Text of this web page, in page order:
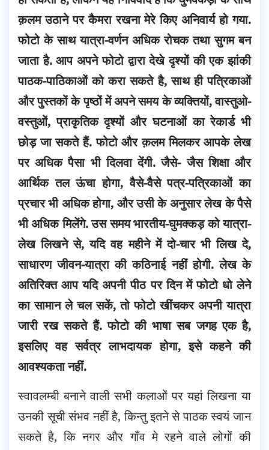
क़लम उठाने पर कैमरा रखना मेरे किए अनिवार्य हो गया.
फोटो के साथ यात्रा-वर्णन अधिक रोचक तथा सुगम बन
जाता है. आप अपने फोटो द्वारा देखे दृश्यों की एक झांकी
पाठक-पाठिकाओं को करा सकते है, साथ ही पत्रिकाओं
और पुस्तकों के पृष्ठों में अपने समय के व्यक्तियों, वास्तुओ-
वस्तुओं, प्राकृतिक दृश्यों और घटनाओं का रेकार्ड भी
छोड़ जा सकते हैं. फोटो और क़लम मिलकर आपके लेख
पर अधिक पैसा भी दिलवा देंगी. जैसे- जैस शिक्षा और
आर्थिक तल ऊंचा होगा, वैसे-वैसे पत्र-पत्रिकाओं का
प्रचार भी अधिक होगा, और उसी के अनुसार लेख के पैसे
भी अधिक मिलेंगे. उस समय भारतीय-घुमक्कड़ को यात्रा-
लेख लिखने से, यदि वह महीने में दो-चार भी लिख दे,
साधारण जीवन-यात्रा की कठिनाई नहीं होगी. लेख के
अतिरिक्त आप यदि अपनी पीठ पर दिन में फोटो धो लेने
का सामान ले चल सकें, तो फोटो खींचकर अपनी यात्रा
जारी रख सकते हैं. फोटो की भाषा सब जगह एक है,
इसलिए वह सर्वत्र लाभदायक होगा, इसे कहने की
आवश्यकता नहीं.
स्वावलम्बी बनाने वाली सभी कलाओं पर यहां लिखना या
उनकी सूची संभव नहीं है, किन्तु इतने से पाठक स्वयं जान
सकते है, कि नगर और गाँव मे रहने वाले लोगों की